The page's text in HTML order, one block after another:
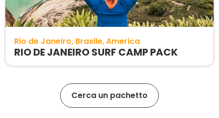
Rio de Janeiro Brasile America
RIO DE JANEIRO SURF CAMP PACK
Cerca un pachetto